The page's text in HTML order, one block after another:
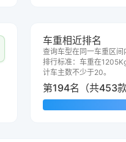
车重相近排名
查询车型在同一车重区
排行标准：车重在
计车主数不少于20。
第194名（共453款